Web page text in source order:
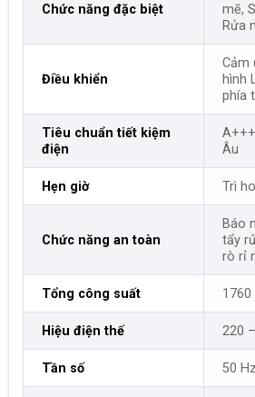
Chức năng đặc biệt
mẽ,
Rửa
Điều khiển
Cảm
hình
phía
Tiêu chuẩn tiết kiệm
điện
Âu
Hẹn giờ Trì
Chức năng an toàn
Báo
tẩy
rò rỉ
Tổng công suất 1760
Hiệu điện thế 220
Tần số 50 Hz